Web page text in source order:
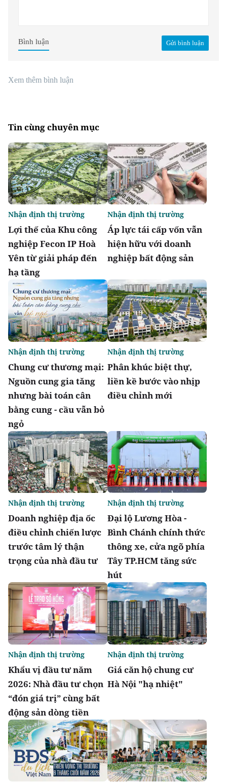
Gửi bình luận
Bình luận
Xem thêm bình luận
Tin cùng chuyên mục
Lợi thế của Khu công
nghiệp Fecon IP Hoà
Yên từ giải pháp đến
hạ tầng
Nhận định thị trường
Áp lực tái cấp vốn vẫn
hiện hữu với doanh
nghiệp bất động sản
Nhận định thị trường
Chung cư thương mại:
Nguồn cung gia tăng
nhưng bài toán cân
bằng cung - cầu vẫn bỏ
ngỏ
Nhận định thị trường
Phân khúc biệt thự,
liền kề bước vào nhịp
điều chỉnh mới
Nhận định thị trường
Doanh nghiệp địa ốc
điều chỉnh chiến lược
trước tâm lý thận
trọng của nhà đầu tư
Nhận định thị trường
Đại lộ Lương Hòa -
Bình Chánh chính thức
thông xe, cửa ngõ phía
Tây TP.HCM tăng sức
hút
Nhận định thị trường
Khẩu vị đầu tư năm
2026: Nhà đầu tư chọn
“đón giá trị” cùng bất
động sản dòng tiền
Nhận định thị trường
Giá căn hộ chung cư
Hà Nội "hạ nhiệt"
Nhận định thị trường